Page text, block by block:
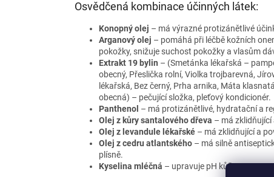
Osvědčená kombinace účinných látek:
Konopný olej – má výrazné protizánětlivé
Arganový olej – pomáhá při léčbě kožních
pokožky, snižuje suchost pokožky a vlasům
Extrakt 19 bylin – (Smetánka lékařská –
obecný, Přeslička rolní, Violka trojbarevná,
lékařská, Bez černý, Prha arnika, Máta
obecná) – pečující složka, pleťový kondicionér.
Panthenol – má protizánětlivé, hydratační a
Olej z kůry santalového dřeva – má
Olej z levandule lékařské – má zklidňující a
Olej z cedru atlantského – má silně
plísně.
Kyselina mléčná – upravuje pH kůže.